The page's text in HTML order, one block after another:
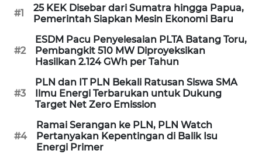
#1
25 KEK Disebar dari Sumatra hingga Papua,
Pemerintah Siapkan Mesin Ekonomi Baru
#2
ESDM Pacu Penyelesaian PLTA Batang Toru,
Pembangkit 510 MW Diproyeksikan
Hasilkan 2.124 GWh per Tahun
#3
PLN dan IT PLN Bekali Ratusan Siswa SMA
Ilmu Energi Terbarukan untuk Dukung
Target Net Zero Emission
#4
Ramai Serangan ke PLN, PLN Watch
Pertanyakan Kepentingan di Balik Isu
Energi Primer
SITUNGIR
NEWS
SIDIKALANG
NEWS
SIBARAGAS
NEWS
METRO
SIANTAR